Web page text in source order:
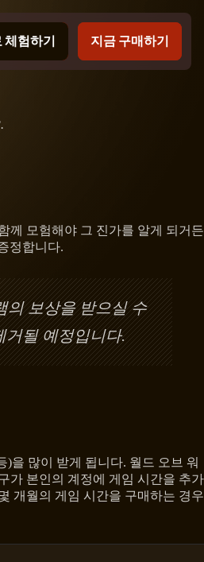
께 모험해야 그 진가를 알게 되거든
정합니다.
의 보상을 받으실 수
거될 예정입니다.
을 많이 받게 됩니다. 월드 오브 워
가 본인의 계정에 게임 시간을 추가
개월의 게임 시간을 구매하는 경우